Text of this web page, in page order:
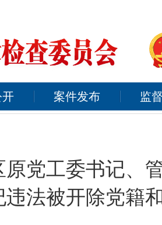
案件发布 监
党工委书记、
违法被开除党籍